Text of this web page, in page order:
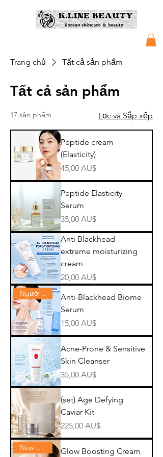
Trang chủ Tất cả sản phẩm
Tất cả sản phẩm
17 sản phẩm Lọc và Sắp xếp
Peptide cream
(Elasticity)
Giá
45,00 AU$
Peptide Elasticity
Serum
Giá
35,00 AU$
Anti Blackhead
extreme moisturizing
cream
Giá
20,00 AU$
Người bán hàng giỏi nhất
Anti-Blackhead Biome
Serum
Giá
15,00 AU$
Acne-Prone & Sensitive
Skin Cleanser
Giá
35,00 AU$
(set) Age Defying
Caviar Kit
Giá
225,00 AU$
New best seller
Glow Boosting Cream